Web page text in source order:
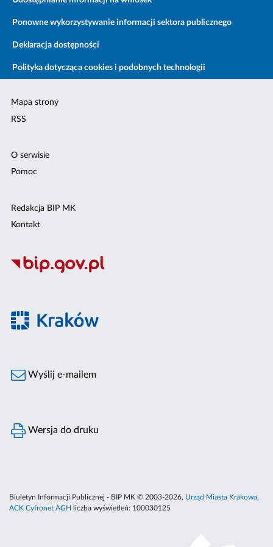
Ponowne wykorzystywanie informacji sektora publicznego
Deklaracja dostępności
Polityka dotycząca cookies i podobnych technologii
Mapa strony
RSS
O serwisie
Pomoc
Redakcja BIP MK
Kontakt
Wyślij e-mailem
Wersja do druku
Biuletyn Informacji Publicznej - BIP MK © 2003-2026, Urząd Miasta Krakowa,
ACK Cyfronet AGH
liczba wyświetleń: 100030125